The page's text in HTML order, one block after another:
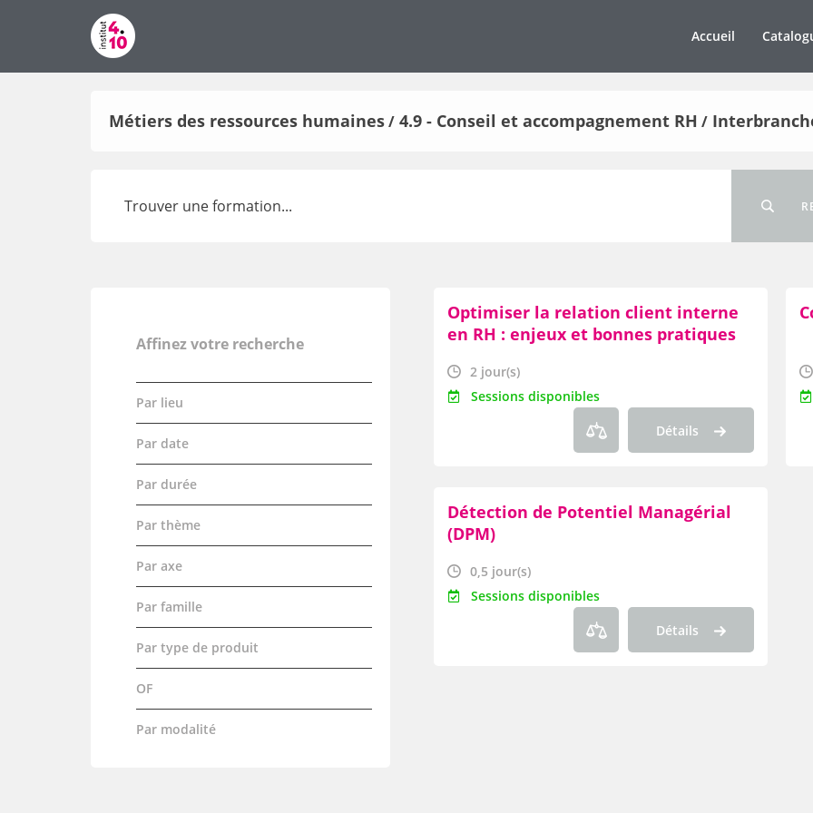
Accueil
Métiers des ressources humaines/ 4.9 - Conseil et accompagnement RH /
Affinez votre recherche
Par lieu
Par date
Par durée
Par thème
Par axe
Par famille
Par type de produit
OF
Par modalité
Optimiser la relation client interne
en RH : enjeux et bonnes pratiques
2 jour(s)
Sessions disponibles
Détails
Détection de Potentiel Managérial
(DPM)
0,5 jour(s)
Sessions disponibles
Détails